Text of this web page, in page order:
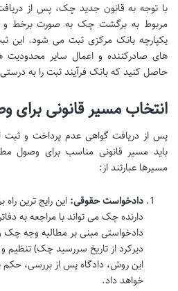
با توجه به قانون جدید چک، پس از
مربوط به برگشت چک به صورت برخط و
یکپارچه بانک مرکزی ثبت می شود.
های صادرکننده و اعمال سایر محدودیت
حاصل کنید که بانک فرآیند ثبت را به
انتخاب مسیر قانونی
پس از دریافت گواهی عدم پرداخت و ثبت
باید مسیر قانونی مناسب برای وصول
مسیرها عبارتند از:
دادخواست حقوقی: این رایج ترین
دارنده چک می تواند با مراجعه به
دادخواستی مبنی بر مطالبه وجه چک
دیرکرد از تاریخ سررسید چک) تنظیم و
این روش، دادگاه پس از بررسی،
خواهد داد.